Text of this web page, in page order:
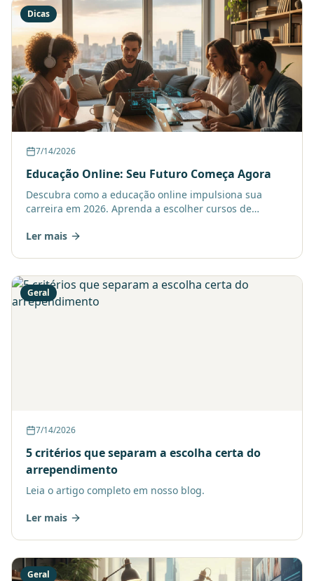
Dicas
7/14/2026
Educação Online: Seu Futuro Começa Agora
Descubra como a educação online impulsiona sua
carreira em 2026. Aprenda a escolher cursos de
como comprar ba
Ler mais
Geral
7/14/2026
5 critérios que separam a escolha certa do
arrependimento
Leia o artigo completo em nosso blog.
Ler mais
Geral